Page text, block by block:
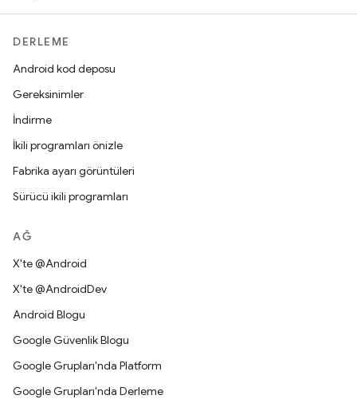
DERLEME
Android kod deposu
Gereksinimler
İndirme
İkili programları önizle
Fabrika ayarı görüntüleri
Sürücü ikili programları
AĞ
X'te @Android
X'te @AndroidDev
Android Blogu
Google Güvenlik Blogu
Google Grupları'nda Platform
Google Grupları'nda Derleme